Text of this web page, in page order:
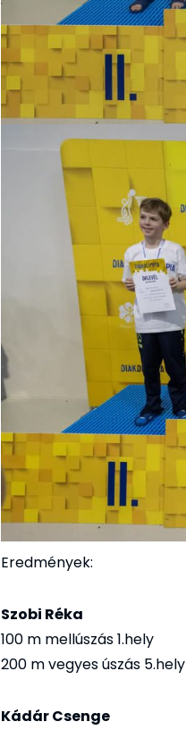
Eredmények:
Szobi Réka
100 m mellúszás 1.hely
200 m vegyes úszás 5.hely
Kádár Csenge